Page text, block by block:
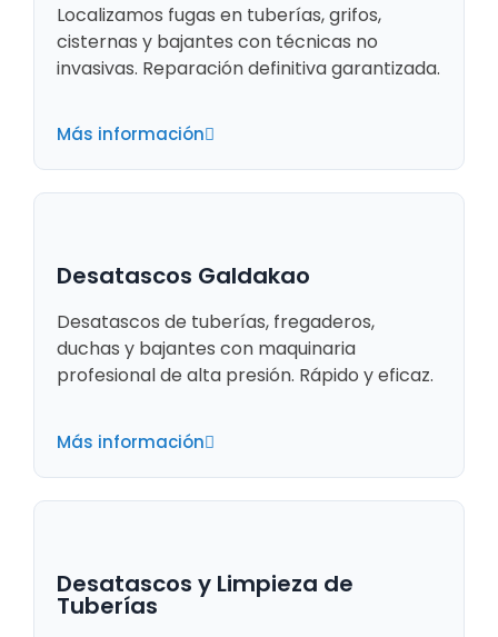
Localizamos fugas en tuberías, grifos,
cisternas y bajantes con técnicas no
invasivas. Reparación definitiva garantizada.
Más información
Desatascos Galdakao
Desatascos de tuberías, fregaderos,
duchas y bajantes con maquinaria
profesional de alta presión. Rápido y eficaz.
Más información
Desatascos y Limpieza de
Tuberías